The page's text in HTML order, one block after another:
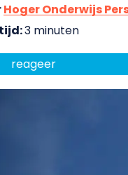
Hoger Onderwijs
3 minuten
reageer